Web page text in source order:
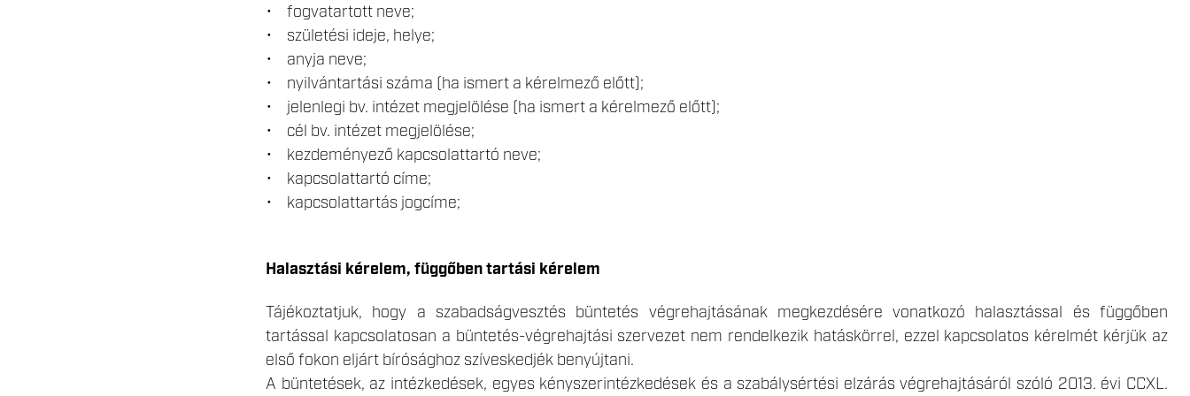
• fogvatartott neve;
• születési ideje, helye;
• anyja neve;
• nyilvántartási száma (ha ismert a kérelmező előtt);
• jelenlegi bv. intézet megjelölése (ha ismert a kérelmező előtt);
• cél bv. intézet megjelölése;
• kezdeményező kapcsolattartó neve;
• kapcsolattartó címe;
• kapcsolattartás jogcíme;
Halasztási kérelem, függőben tartási kérelem
Tájékoztatjuk, hogy a szabadságvesztés büntetés végrehajtásának megkezdésére vonatkozó halasztással és függőben
tartással kapcsolatosan a büntetés-végrehajtási szervezet nem rendelkezik hatáskörrel, ezzel kapcsolatos kérelmét kérjük az
első fokon eljárt bírósághoz szíveskedjék benyújtani.
A büntetések, az intézkedések, egyes kényszerintézkedések és a szabálysértési elzárás végrehajtásáról szóló 2013. évi CCXL.